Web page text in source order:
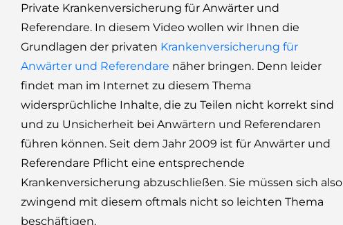
Private Krankenversicherung für Anwärter und
Referendare. In diesem Video wollen wir Ihnen die
Grundlagen der privaten Krankenversicherung für
Anwärter und Referendare näher bringen. Denn leider
findet man im Internet zu diesem Thema
widersprüchliche Inhalte, die zu Teilen nicht korrekt sind
und zu Unsicherheit bei Anwärtern und Referendaren
führen können. Seit dem Jahr 2009 ist für Anwärter und
Referendare Pflicht eine entsprechende
Krankenversicherung abzuschließen. Sie müssen sich also
zwingend mit diesem oftmals nicht so leichten Thema
beschäftigen.